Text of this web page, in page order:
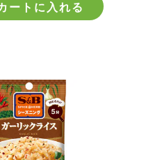
ートに入れる